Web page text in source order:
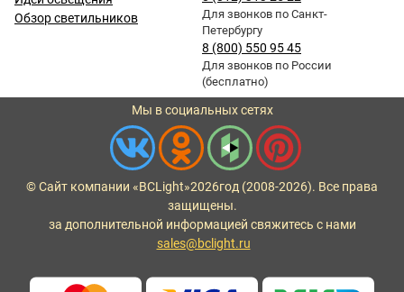
Обзор светильников
Для звонков по Санкт-
Петербургу
8 (800) 550 95 45
Для звонков по России
(бесплатно)
Мы в социальных сетях
© Сайт компании «BCLight»2026год (2008-2026). Все права
защищены.
за дополнительной информацией свяжитесь с нами
sales@bclight.ru